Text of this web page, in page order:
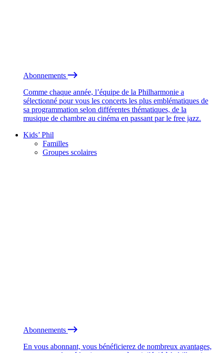
Abonnements
Comme chaque année, l’équipe de la Philharmonie a
sélectionné pour vous les concerts les plus emblématiques de
sa programmation selon différentes thématiques, de la
musique de chambre au cinéma en passant par le free jazz.
Kids’ Phil
Familles
Groupes scolaires
Abonnements
En vous abonnant, vous bénéficierez de nombreux avantages,